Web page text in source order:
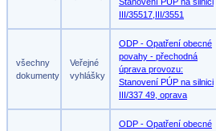
III/35517,III/3551
všechny
dokumenty
Veřejné
vyhlášky
ODP - Opatření obecné
povahy - přechodná
úprava provozu:
Stanovení PÚP na silnici
III/337 49, oprava
ODP - Opatření obecné